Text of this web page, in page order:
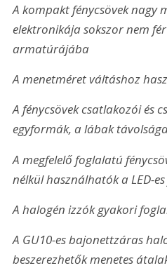
A kompakt fénycsövek nagy
elektronikája sokszor nem
armatúrájába
A menetméret váltáshoz
A fénycsövek csatlakozói és
egyformák, a lábak
A megfelelő foglalatú
nélkül használhatók a LED-
A halogén izzók gyakori
A GU10-es bajonettzáras
beszerezhetők menetes